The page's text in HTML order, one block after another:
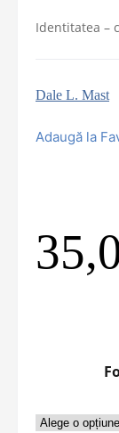
Identitatea –
Dale L. Mast
Adaugă la